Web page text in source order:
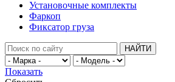
Установочные комплекты
Фаркоп
Фиксатор груза
НАЙТИ
Показать